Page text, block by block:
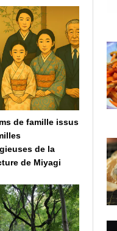
de famille issus
de la
de Miyagi